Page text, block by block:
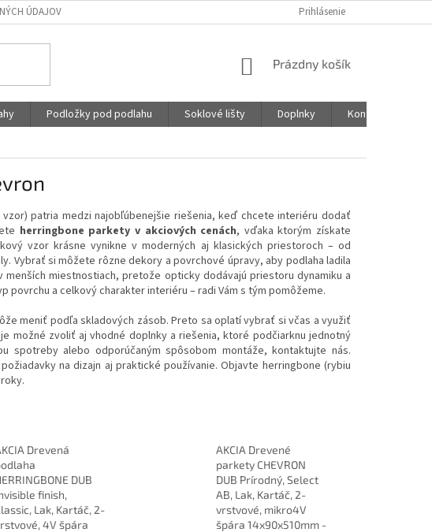
ÚDAJOV Prihlásenie
NÁKUPNÝ
Prázdny košík
Podložky pod podlahu Soklové lišty Doplnky
Kontakty
patria medzi najobľúbenejšie riešenia, keď chcete interiéru dodať
herringbone parkety v akciových cenách, vďaka ktorým získate
vzor krásne vynikne v moderných aj klasických priestoroch – od
Vybrať si môžete rôzne dekory a povrchové úpravy, aby podlaha ladila
miestnostiach, pretože opticky dodávajú priestoru dynamiku a
a celkový charakter interiéru – radi Vám s tým pomôžeme.
meniť podľa skladových zásob. Preto sa oplatí vybrať si včas a využiť
možné zvoliť aj vhodné doplnky a riešenia, ktoré podčiarknu jednotný
alebo odporúčaným spôsobom montáže, kontaktujte nás.
na dizajn aj praktické používanie. Objavte herringbone (rybiu
Drevená
DUB
finish,
Lak, Kartáč, 2-
4V špára
AKCIA Drevené
parkety CHEVRON
DUB Prírodný, Select
AB, Lak, Kartáč, 2-
vrstvové, mikro4V
špára 14x90x510mm -